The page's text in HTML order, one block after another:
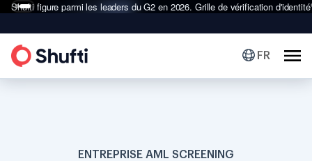
Shufti figure parmi les leaders du G2 en 2026. Grille de vérification d'identité
FR
ENTREPRISE AML SCREENING